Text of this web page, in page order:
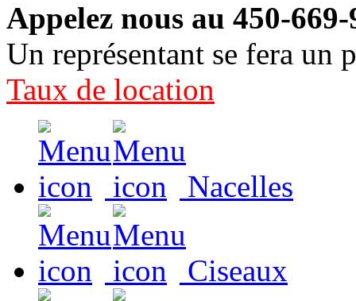
Appelez nous au 450-669-
Un représentant se fera un
Taux de location
Nacelles
Ciseaux